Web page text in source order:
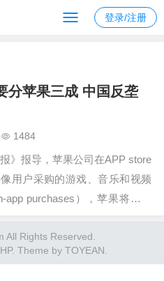
登录/注册
分苹果三成 中国反垄
1484
》报导，苹果公司在APP store
像用户采购的游戏、音乐和视频
purchases），苹果将从中
All Rights Reserved.
. Theme by TOYEAN